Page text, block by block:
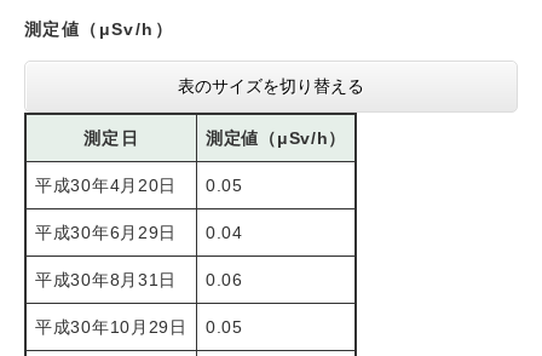
測定値（μSv/h）
表のサイズを切り替える
測定日 測定値（μSv/h）
平成30年4月20日 0.05
平成30年6月29日 0.04
平成30年8月31日 0.06
平成30年10月29日 0.05